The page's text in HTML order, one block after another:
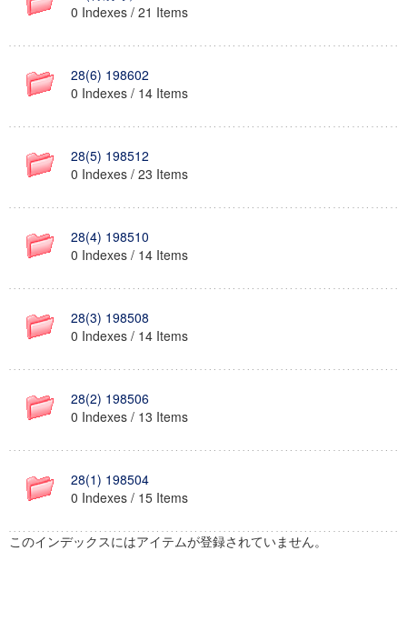
0 Indexes / 21 Items
28(6) 198602
0 Indexes / 14 Items
28(5) 198512
0 Indexes / 23 Items
28(4) 198510
0 Indexes / 14 Items
28(3) 198508
0 Indexes / 14 Items
28(2) 198506
0 Indexes / 13 Items
28(1) 198504
0 Indexes / 15 Items
このインデックスにはアイテムが登録されていません。